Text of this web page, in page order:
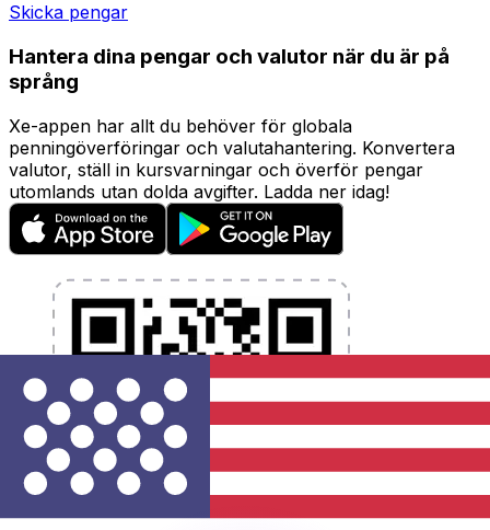
Skicka pengar
Hantera dina pengar och valutor när du är på
språng
Xe-appen har allt du behöver för globala
penningöverföringar och valutahantering. Konvertera
valutor, ställ in kursvarningar och överför pengar
utomlands utan dolda avgifter. Ladda ner idag!